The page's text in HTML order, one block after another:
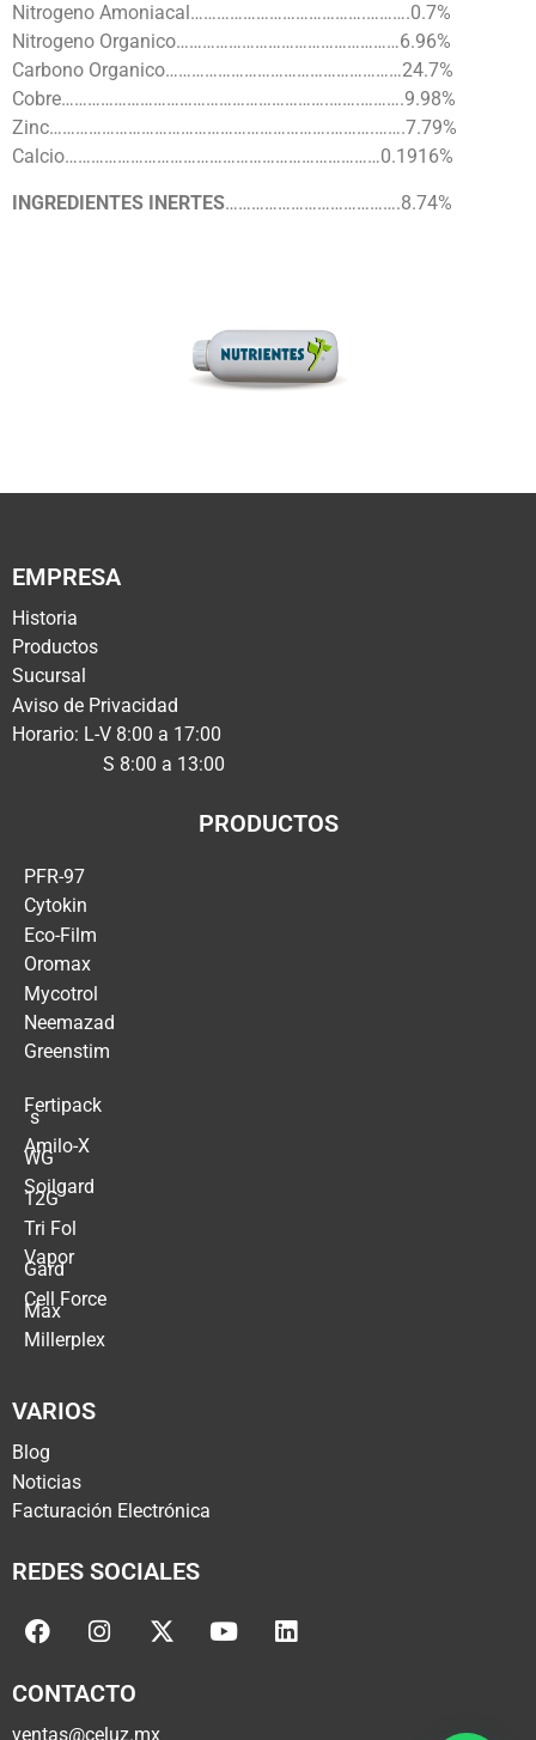
Nitrogeno Amoniacal………………………………….……….0.7%
Nitrogeno Organico……………………………………………6.96%
Carbono Organico………………………………………………24.7%
Cobre…………………………………………………….…….……….9.98%
Zinc……………………………………………………….……….…….7.79%
Calcio………………………………………………………………0.1916%
INGREDIENTES INERTES………………………………….8.74%
EMPRESA
Historia
Productos
Sucursal
Aviso de Privacidad
Horario: L-V 8:00 a 17:00
S 8:00 a 13:00
PRODUCTOS
PFR-97
Cytokin
Eco-Film
Oromax
Mycotrol
Neemazad
Greenstim
Fertipack
´s
Amilo-X
WG
Soilgard
12G
Tri Fol
Vapor
Gard
Cell Force
Max
Millerplex
VARIOS
Blog
Noticias
Facturación Electrónica
REDES SOCIALES
CONTACTO
ventas@celuz.mx